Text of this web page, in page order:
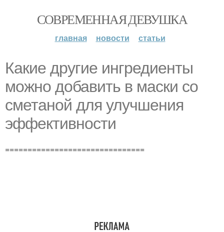
СОВРЕМЕННАЯ ДЕВУШКА
главная новости статьи
Какие другие ингредиенты
можно добавить в маски со
сметаной для улучшения
эффективности
===============================